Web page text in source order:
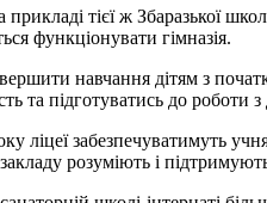
тієї ж Збаразької
функціонувати гімназія.
навчання дітям з
та підготуватись до роботи
ліцеї забезпечуватимуть
розуміють і